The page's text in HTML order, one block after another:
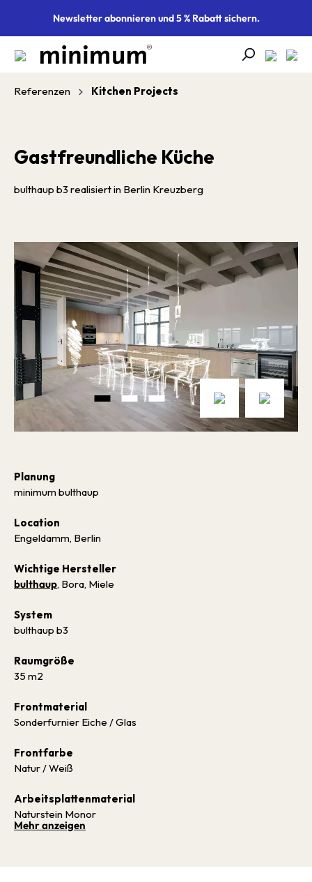
springenNewsletter abonnieren und 5 % Rabatt sichern.
Referenzen Kitchen Projects
Gastfreundliche Küche
bulthaup b3 realisiert in Berlin Kreuzberg
Planung
minimum bulthaup
Location
Engeldamm, Berlin
Wichtige Hersteller
bulthaup, Bora, Miele
System
bulthaup b3
Raumgröße
35 m2
Frontmaterial
Sonderfurnier Eiche / Glas
Frontfarbe
Natur / Weiß
Arbeitsplattenmaterial
Naturstein Monor
Mehr anzeigen